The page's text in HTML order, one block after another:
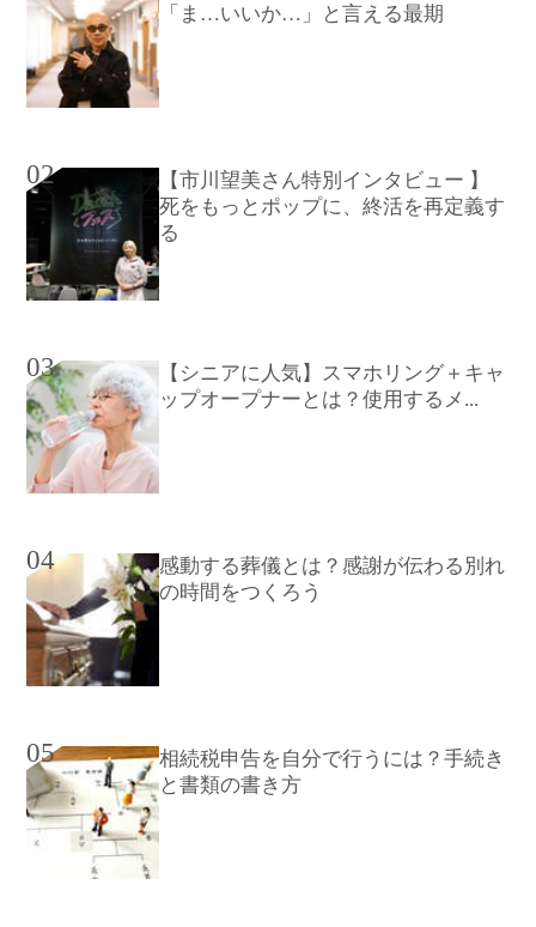
「ま…いいか…」と言える最期
02
【市川望美さん特別インタビュー 】
死をもっとポップに、終活を再定義す
る
03
【シニアに人気】スマホリング＋キャ
ップオープナーとは？使用するメ...
04
感動する葬儀とは？感謝が伝わる別れ
の時間をつくろう
05
相続税申告を自分で行うには？手続き
と書類の書き方